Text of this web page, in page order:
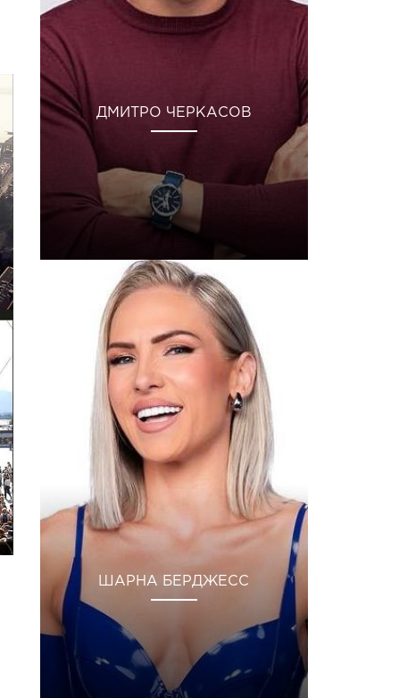
ДМИТРО ЧЕРКАСОВ
ШАРНА БЕРДЖЕСС